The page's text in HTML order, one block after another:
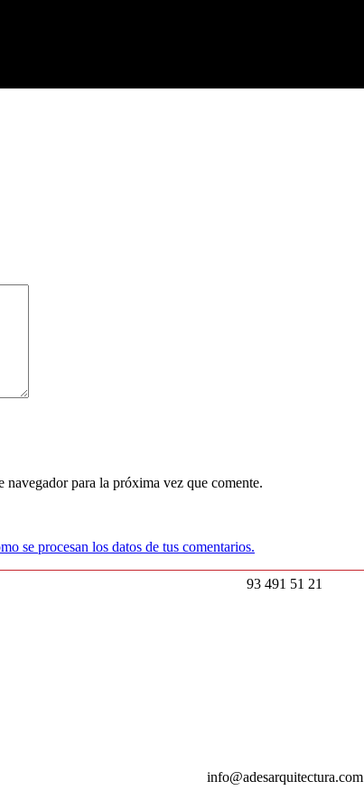
para la próxima vez que comente.
se procesan los datos de tus comentarios.
93 491 51 21
info@adesarquitectura.com